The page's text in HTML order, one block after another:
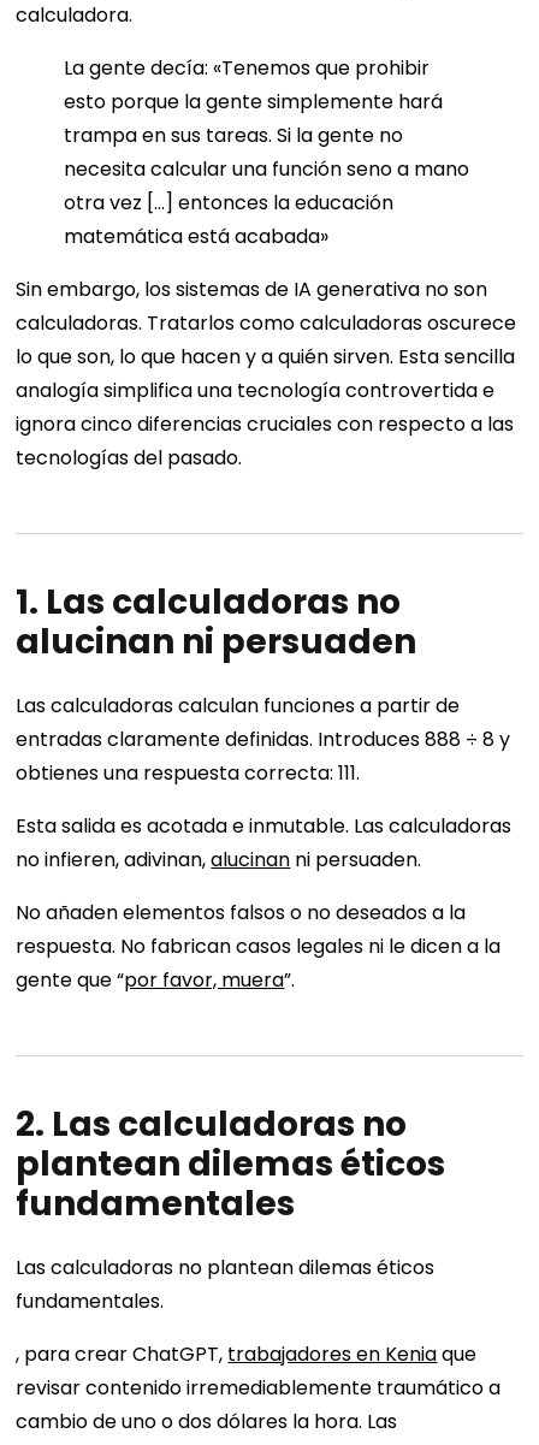
calculadora.
La gente decía: «Tenemos que prohibir
esto porque la gente simplemente hará
trampa en sus tareas. Si la gente no
necesita calcular una función seno a mano
otra vez […] entonces la educación
matemática está acabada»
Sin embargo, los sistemas de IA generativa no son
calculadoras. Tratarlos como calculadoras oscurece
lo que son, lo que hacen y a quién sirven. Esta sencilla
analogía simplifica una tecnología controvertida e
ignora cinco diferencias cruciales con respecto a las
tecnologías del pasado.
1. Las calculadoras no
alucinan ni persuaden
Las calculadoras calculan funciones a partir de
entradas claramente definidas. Introduces 888 ÷ 8 y
obtienes una respuesta correcta: 111.
Esta salida es acotada e inmutable. Las calculadoras
no infieren, adivinan,alucinan ni persuaden.
No añaden elementos falsos o no deseados a la
respuesta. No fabrican casos legales ni le dicen a la
gente que “por favor, muera”.
2. Las calculadoras no
plantean dilemas éticos
fundamentales
Las calculadoras no plantean dilemas éticos
fundamentales.
, para crear ChatGPT, trabajadores en Keniaque
revisar contenido irremediablemente traumático a
cambio de uno o dos dólares la hora. Las